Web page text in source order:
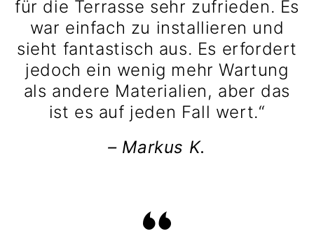
für die Terrasse sehr zufrieden. Es
war einfach zu installieren und
sieht fantastisch aus. Es erfordert
jedoch ein wenig mehr Wartung
als andere Materialien, aber das
ist es auf jeden Fall wert.“
– Markus K.